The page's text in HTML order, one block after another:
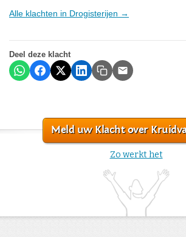
Alle klachten in Drogisterijen →
Deel deze klacht
Meld uw Klacht over
Zo werkt het